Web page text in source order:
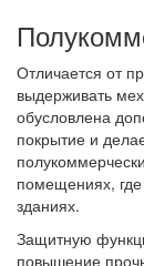
Отличается от
выдерживать
обусловлена
покрытие и
помещениях,
зданиях.
Защитную
повышение